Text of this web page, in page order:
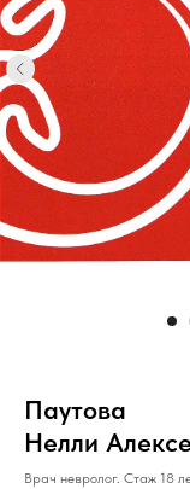
Паутова
Нелли
Врач невролог. Стаж 18